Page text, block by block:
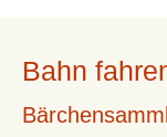
Bahn